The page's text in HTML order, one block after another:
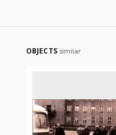
OBJECTS similar